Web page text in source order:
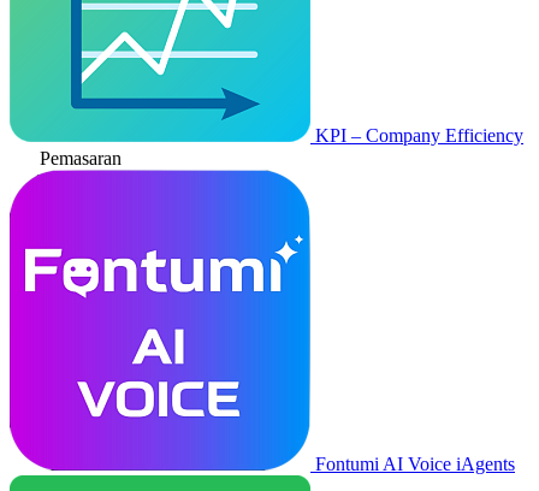
KPI – Company Efficiency
Pemasaran
Fontumi AI Voice iAgents